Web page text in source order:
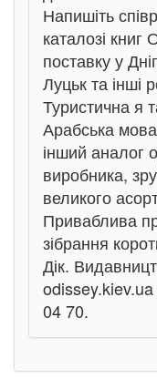
Напишіть
каталозі книг
поставку у
Луцьк та інші
Туристична я
Арабська
інший аналог
виробника,
великого
Приваблива
зібрання
Дік.
04 70.